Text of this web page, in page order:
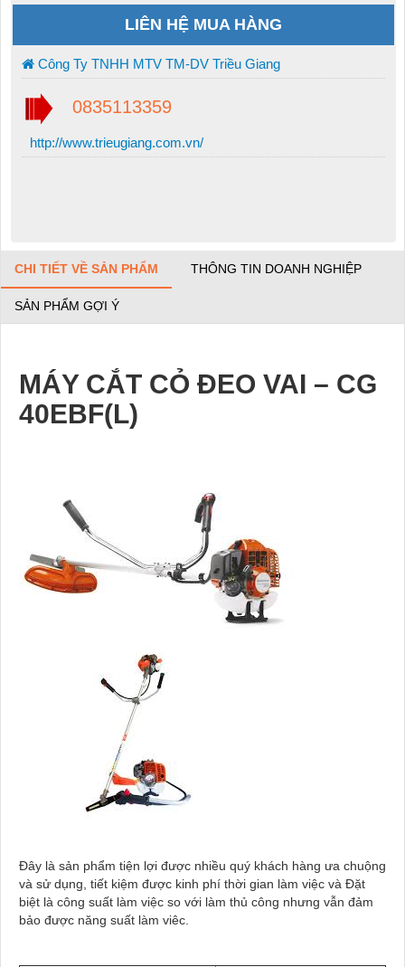
LIÊN HỆ MUA HÀNG
Công Ty TNHH MTV TM-DV Triều Giang
0835113359
http://www.trieugiang.com.vn/
CHI TIẾT VỀ SẢN PHẨM THÔNG TIN DOANH NGHIỆP
SẢN PHẨM GỢI Ý
MÁY CẮT CỎ ĐEO VAI – CG
40EBF(L)
Đây là sản phẩm tiện lợi được nhiều quý khách hàng ưa chuộng
và sử dụng, tiết kiệm được kinh phí thời gian làm việc và Đặt
biệt là công suất làm việc so với làm thủ công nhưng vẫn đảm
bảo được năng suất làm viêc.